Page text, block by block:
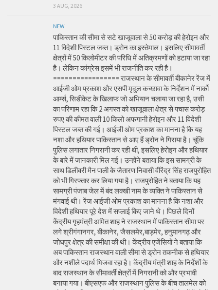
3 AUG, 2026
NEW
पाकिस्तान की सीमा से सटे खाजूवाला से 50 करोड़ की हेरोइन और
11 विदेशी पिस्टल जब्त। ड्रोन का इस्तेमाल। इसलिए सीमावर्ती
क्षेत्रों में 50 किलोमीटर की परिधि में अतिक्रमणों को हटाया जा रहा
है। लेकिन कांग्रेस इसमें भी राजनीति कर रही है।
================= राजस्थान के सीमावर्ती बीकानेर रेंज में
आईजी ओम प्रकाश और एसपी मृदुल कच्छावा के निर्देशन में नार्को
आर्म्स, सिडीकेट के खिलाफ जो अभियान चलाया जा रहा है, उसी
का परिणाम रहा कि 2 अगस्त को खाजूवाला क्षेत्र से पचास करोड़
रुपए की कीमत वाली 10 किलो अफगानी हेरोइन और 11 विदेशी
पिस्टल जब्त की गई। आईजी ओम प्रकाश का मानना है कि यह
नशा और हथियार पाकिस्तान से आए हैं ड्रोन ने गिराया है। चूंकि
पुलिस लगातार निगरानी कर रही थी, इसलिए हेरोइन और हथियार
के बारे में जानकारी मिल गई। उन्होंने बताया कि इस सामग्री के
साथ डिलीवरी मैन पाली के जैतारण निवासी वीरेंद्र सिंह राजपुरोहित
को भी गिरफ्तार कर लिया गया है। राजपुरोहित ने बताया कि यह
सामग्री पंजाब जेल में बंद लक्खी नाम के व्यक्ति ने पाकिस्तान से
मंगवाई थी। रेंज आईजी ओम प्रकाश का मानना है कि नशा और
विदेशी हथियार पूरे देश में सप्लाई किए जाने थे। पिछले दिनों
केंद्रीय गृहमंत्री अमित शाह ने राजस्थान में पाकिस्तान सीमा पर
लगे श्रीगंगानगर, बीकानेर, जैसलमेर,बाड़मेर, हनुमानगढ़ और
जोधपुर क्षेत्र की समीक्षा की थी। केंद्रीय एजेंसियों ने बताया कि
अब पाकिस्तान राजस्थान वाली सीमा से ड्रोन तकनीक से हथियार
और नशीले पदार्थ भिजवा रहा है। केंद्रीय मंत्री शाह के निर्देशों के
बाद राजस्थान के सीमावर्ती क्षेत्रों में निगरानी को और प्रभावी
बनाया गया। बीएसएफ और राजस्थान पुलिस के बीच तालमेल को